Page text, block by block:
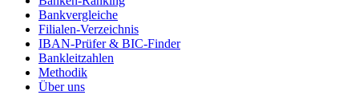
Bankvergleiche
Filialen-Verzeichnis
IBAN-Prüfer & BIC-Finder
Bankleitzahlen
Methodik
Über uns